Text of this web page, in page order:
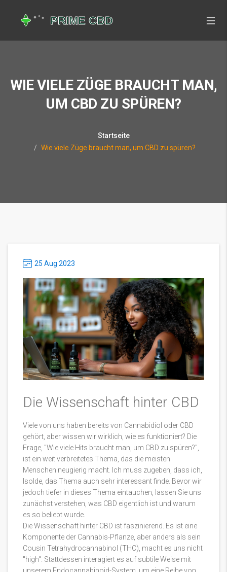
WIE VIELE ZÜGE BRAUCHT MAN,
UM CBD ZU SPÜREN?
Startseite
Wie viele Züge braucht man, um CBD zu spüren?
25 Aug 2023
Die Wissenschaft hinter CBD
Viele von uns haben bereits von Cannabidiol oder CBD
gehört, aber wissen wir wirklich, wie es funktioniert? Die
Frage, "Wie viele Hits braucht man, um CBD zu spüren?",
ist ein weit verbreitetes Thema, das die meisten
Menschen neugierig macht. Ich muss zugeben, dass ich,
Isolde, das Thema auch sehr interessant finde. Bevor wir
jedoch tiefer in dieses Thema eintauchen, lassen Sie uns
zunächst verstehen, was CBD eigentlich ist und warum
es so beliebt wurde.
Die Wissenschaft hinter CBD ist faszinierend. Es ist eine
Komponente der Cannabis-Pflanze, aber anders als sein
Cousin Tetrahydrocannabinol (THC), macht es uns nicht
"high". Stattdessen interagiert es auf subtile Weise mit